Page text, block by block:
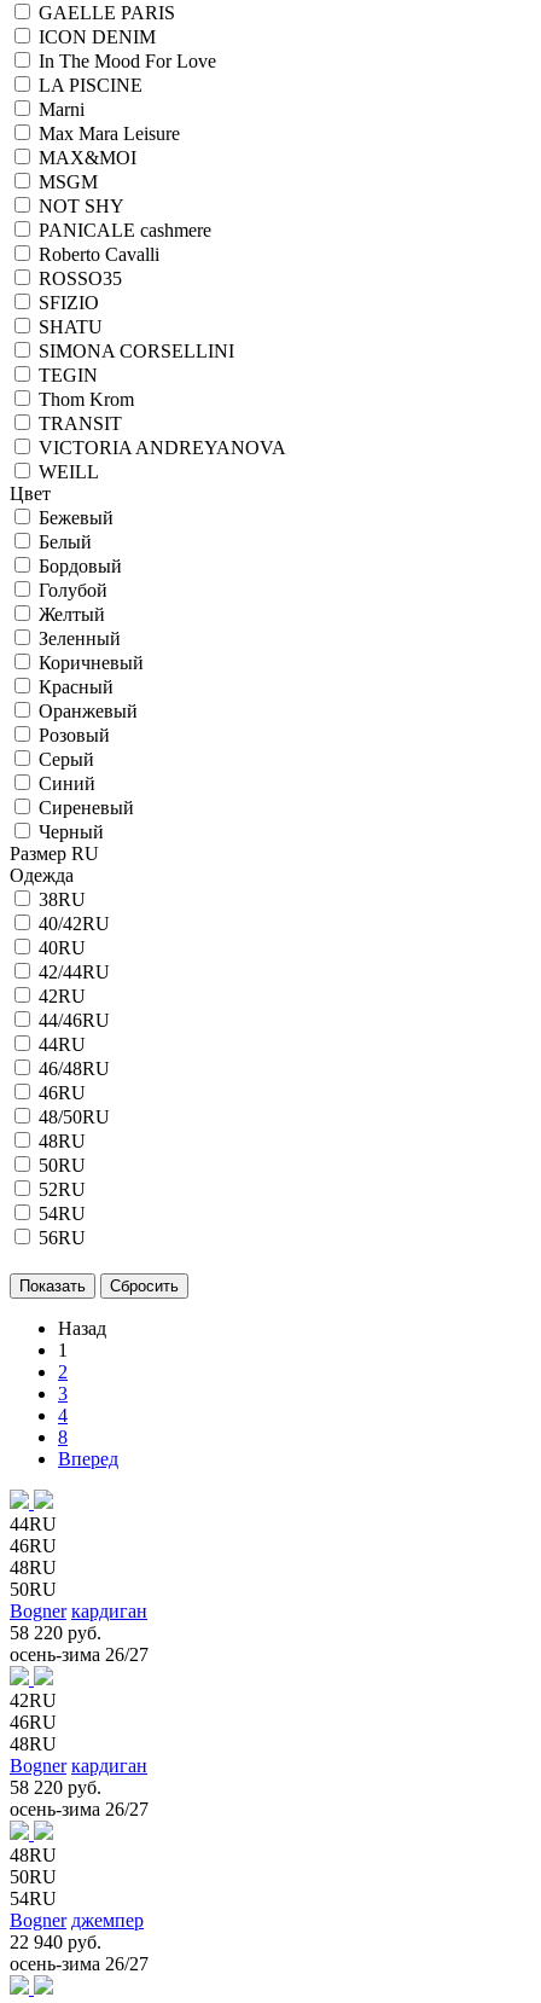
GAELLE PARIS
ICON DENIM
In The Mood For Love
LA PISCINE
Marni
Max Mara Leisure
MAX&MOI
MSGM
NOT SHY
PANICALE cashmere
Roberto Cavalli
ROSSO35
SFIZIO
SHATU
SIMONA CORSELLINI
TEGIN
Thom Krom
TRANSIT
VICTORIA ANDREYANOVA
WEILL
Цвет
Бежевый
Белый
Бордовый
Голубой
Желтый
Зеленный
Коричневый
Красный
Оранжевый
Розовый
Серый
Синий
Сиреневый
Черный
Размер RU
Одежда
38RU
40/42RU
40RU
42/44RU
42RU
44/46RU
44RU
46/48RU
46RU
48/50RU
48RU
50RU
52RU
54RU
56RU
Назад
1
2
3
4
8
Вперед
44RU
46RU
48RU
50RU
Bogner кардиган
58 220 руб.
осень-зима 26/27
42RU
46RU
48RU
Bogner кардиган
58 220 руб.
осень-зима 26/27
48RU
50RU
54RU
Bogner джемпер
22 940 руб.
осень-зима 26/27